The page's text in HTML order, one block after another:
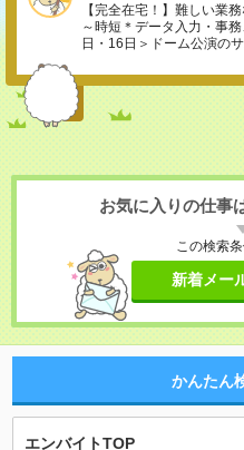
【完全在宅！】難しい業
～時短＊データ入力・事
日・16日＞ドーム公演の
お気に入りの仕事
この検索
新着メー
かんたん
エンバイトTOP